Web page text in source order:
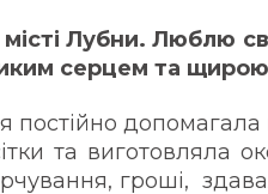
Лубни. Люблю
серцем та
постійно
та виготовляла
гроші,